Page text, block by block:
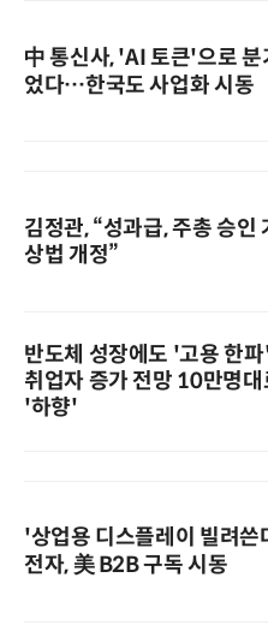
中 통신사, 'AI 토큰'으로 분
었다…한국도 사업화 시동
김정관, “성과급, 주총 승인
상법 개정”
반도체 성장에도 '고용 한
취업자 증가 전망 10만명대
'하향'
'상업용 디스플레이 빌려
전자, 美 B2B 구독 시동